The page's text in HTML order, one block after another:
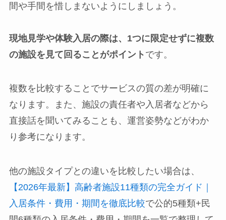
間や手間を惜しまないようにしましょう。
現地見学や体験入居の際は、1つに限定せずに複数
の施設を見て回ることがポイント です。
複数を比較することでサービスの質の差が明確に
なります。また、施設の責任者や入居者などから
直接話を聞いてみることも、運営姿勢などがわか
り参考になります。
他の施設タイプとの違いを比較したい場合は、
【2026年最新】高齢者施設11種類の完全ガイド｜
入居条件・費用・期間を徹底比較で公的5種類+民